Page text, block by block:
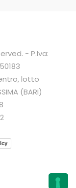
- P.Iva:
lotto
(BARI)